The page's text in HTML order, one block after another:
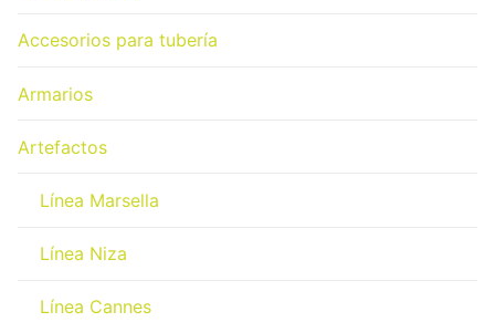
Accesorios para tubería
Armarios
Artefactos
Línea Marsella
Línea Niza
Línea Cannes